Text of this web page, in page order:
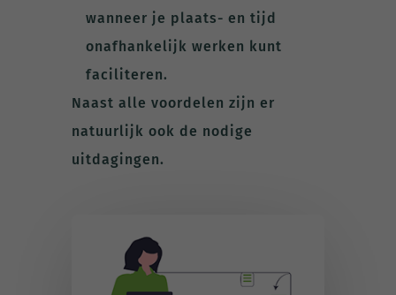
wanneer je plaats- en tijd
onafhankelijk werken kunt
faciliteren.
Naast alle voordelen zijn er
natuurlijk ook de nodige
uitdagingen.